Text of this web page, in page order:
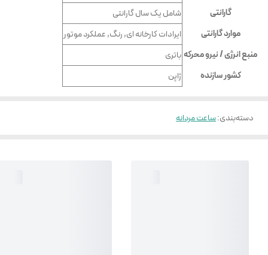
گارانتی
شامل یک سال گارانتی
موارد گارانتی
ایرادات کارخانه ای, رنگ, عملکرد موتور
منبع انرژی / نیرو محرکهباتری
کشور سازنده
ژاپن
دسته‌بندی:ساعت مردانه